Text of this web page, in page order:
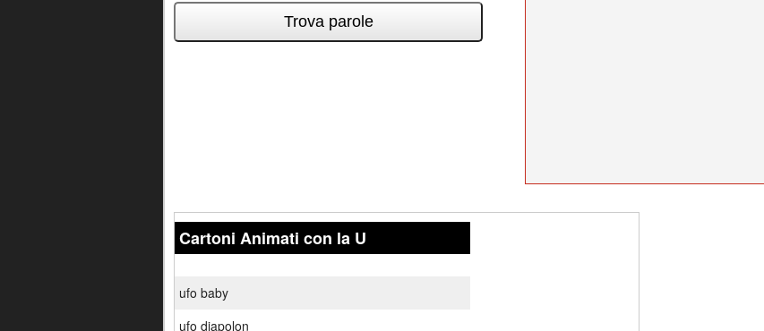
Trova parole
Cartoni Animati con la U
ufo baby
ufo diapolon